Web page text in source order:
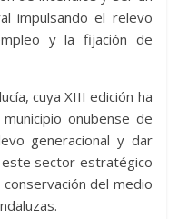
impulsando el relevo
y la fijación de
cuya XIII edición ha
onubense de
generacional y dar
sector estratégico
del medio